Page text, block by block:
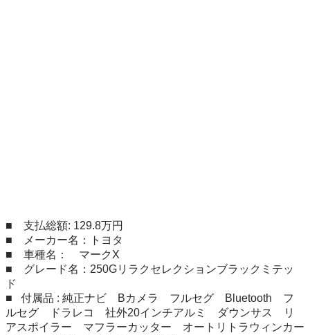
■　支払総額: 129.8万円
■　メーカー名：トヨタ
■　車種名：　マークX
■　グレード名：250Gリラクセレクションブラックミテッ
ド
■   付属品 : 純正ナビ　Bカメラ　フルセグ　Bluetooth　フ
ルセグ　ドラレコ　社外20インチアルミ　ダウンサス　リ
アスポイラー　マフラーカッター　オートリトラウィンカー